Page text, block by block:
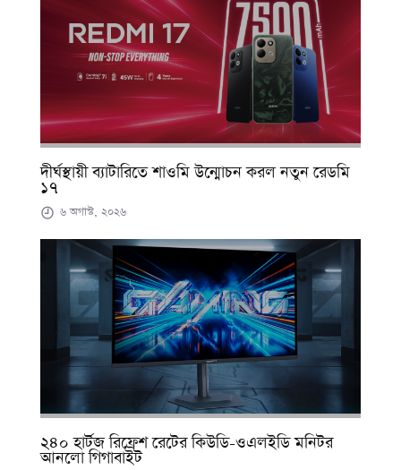
দীর্ঘস্থায়ী ব্যাটারিতে শাওমি উন্মোচন করল নতুন রেডমি
১৭
৬ অগাস্ট, ২০২৬
২৪০ হার্টজ রিফ্রেশ রেটের কিউডি-ওএলইডি মনিটর
আনলো গিগাবাইট